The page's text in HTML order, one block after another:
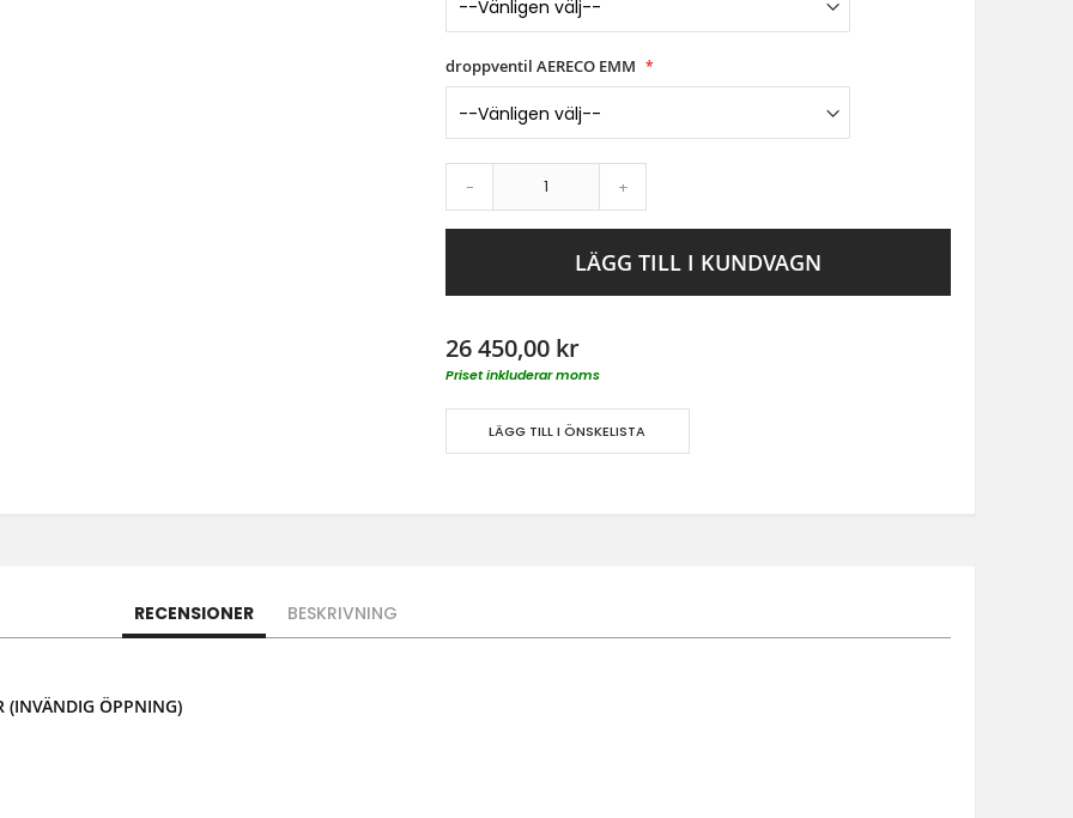
droppventil AERECO EMM
- +
LÄGG TILL I KUNDVAGN
26 450,00 kr
Priset inkluderar moms
LÄGG TILL I ÖNSKELISTA
RECENSIONER
(INVÄNDIG ÖPPNING)
BESKRIVNING